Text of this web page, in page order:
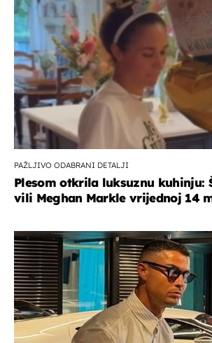
PAŽLJIVO ODABRANI DETALJI
Plesom otkrila luksuznu kuhinju:
vili Meghan Markle vrijednoj 14